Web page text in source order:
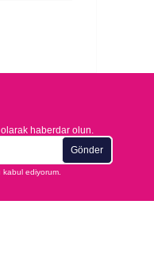
haberdar olun.
Gönder
kabul ediyorum.